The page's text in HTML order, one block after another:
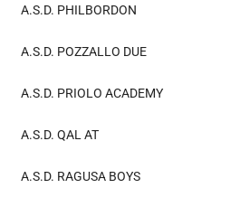
A.S.D. PHILBORDON
A.S.D. POZZALLO DUE
A.S.D. PRIOLO ACADEMY
A.S.D. QAL AT
A.S.D. RAGUSA BOYS